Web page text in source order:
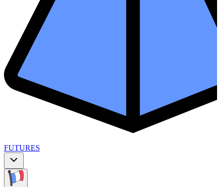
FUTURES